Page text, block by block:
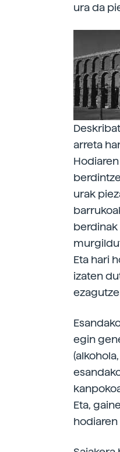
ura da
arreta
urak
berdinak
Eta hari
izaten
egin
Eta,
hodiaren